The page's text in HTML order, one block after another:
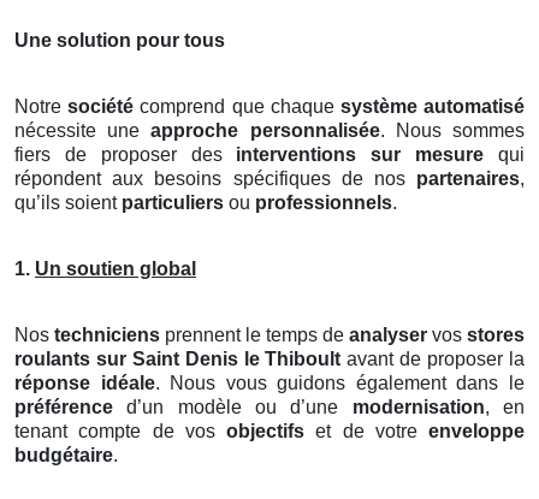
Une solution pour tous
Notresociété comprend que chaque système automatisé
nécessite uneapproche personnalisée. Nous sommes
fiers de proposer des interventions sur mesure qui
répondent aux besoins spécifiques de nos partenaires,
qu’ils soient particuliers ou professionnels.
1. Un soutien global
Nos techniciens prennent le temps de analyser vos stores
roulants sur Saint Denis le Thiboultavant de proposer la
réponse idéale. Nous vous guidons également dans le
préférence d’un modèle ou d’une modernisation, en
tenant compte de vos objectifs et de votre enveloppe
budgétaire.